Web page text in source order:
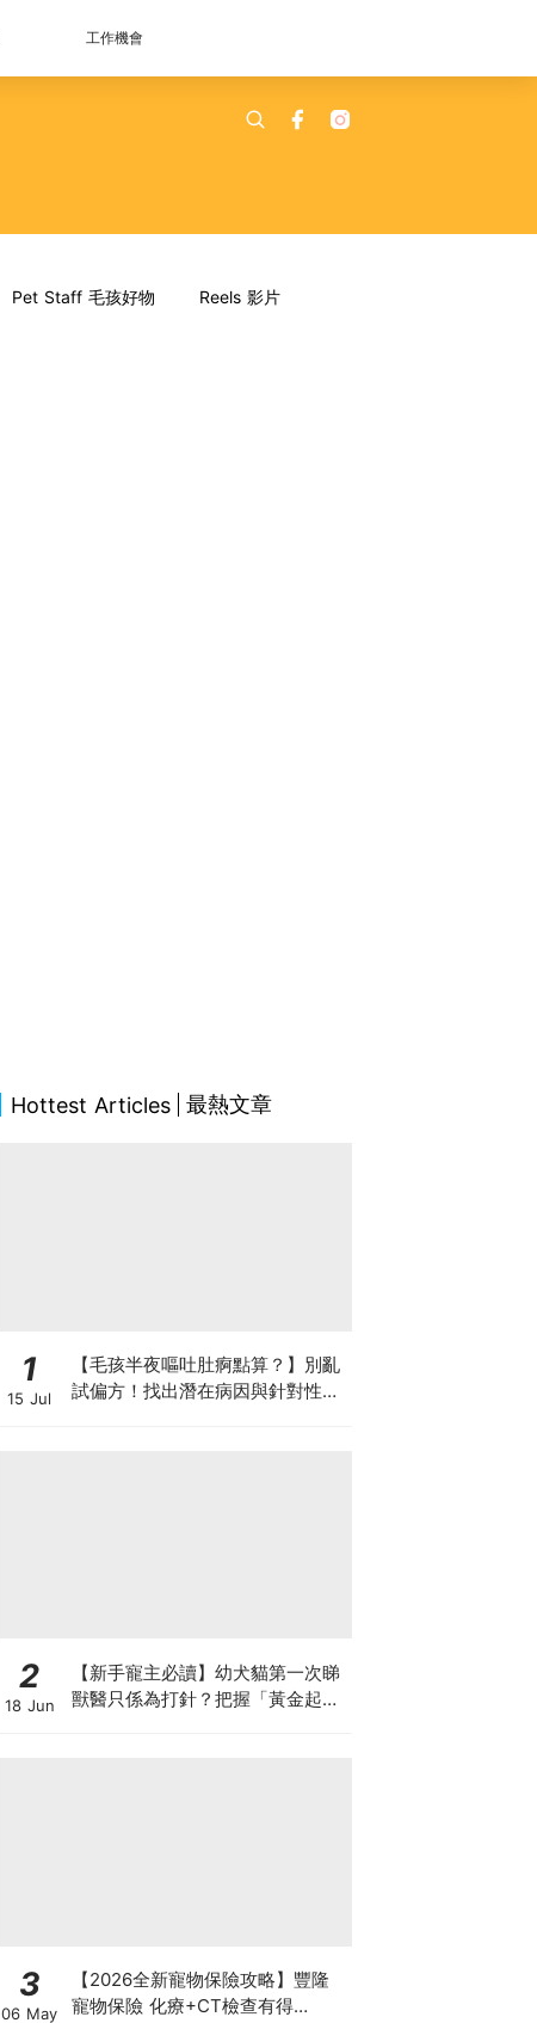
工作機會
Pet Staff 毛孩好物 Reels 影片
Hottest Articles 最熱文章
1
15 Jul
【毛孩半夜嘔吐肚痾點算？】別亂
試偏方！找出潛在病因與針對性營
2
18 Jun
【新手寵主必讀】幼犬貓第一次睇
獸醫只係為打針？把握「黃金起跑
3
06 May
【2026全新寵物保險攻略】豐隆
寵物保險 化療+CT檢查有得